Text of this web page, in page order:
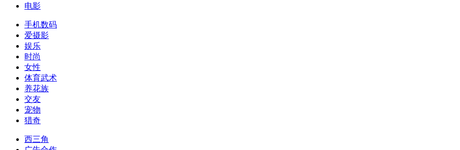
电影
手机数码
爱摄影
娱乐
时尚
女性
体育武术
养花族
交友
宠物
猎奇
西三角